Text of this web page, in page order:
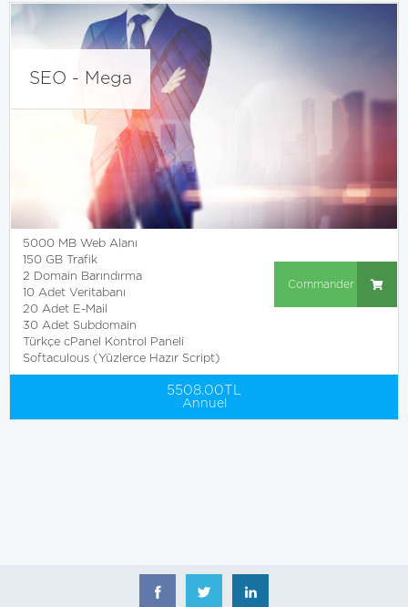
SEO - Mega
Commander
5000 MB Web Alanı
150 GB Trafik
2 Domain Barındırma
10 Adet Veritabanı
20 Adet E-Mail
30 Adet Subdomain
Türkçe cPanel Kontrol Paneli
Softaculous (Yüzlerce Hazır Script)
5508.00TL
Annuel